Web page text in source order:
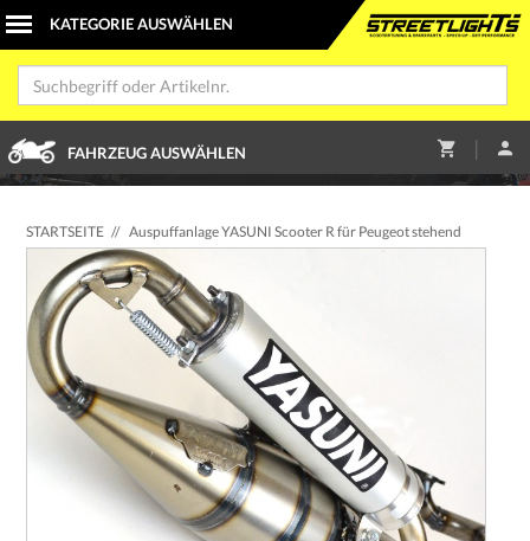
FAHRZEUG AUSWÄHLEN |
STARTSEITE // Auspuffanlage YASUNI Scooter R für Peugeot stehend